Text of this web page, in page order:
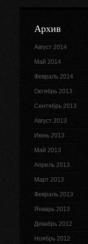
Архив
Август 2014
Май 2014
Февраль 2014
Октябрь 2013
Сентябрь 2013
Август 2013
Июнь 2013
Май 2013
Апрель 2013
Март 2013
Февраль 2013
Январь 2013
Декабрь 2012
Ноябрь 2012